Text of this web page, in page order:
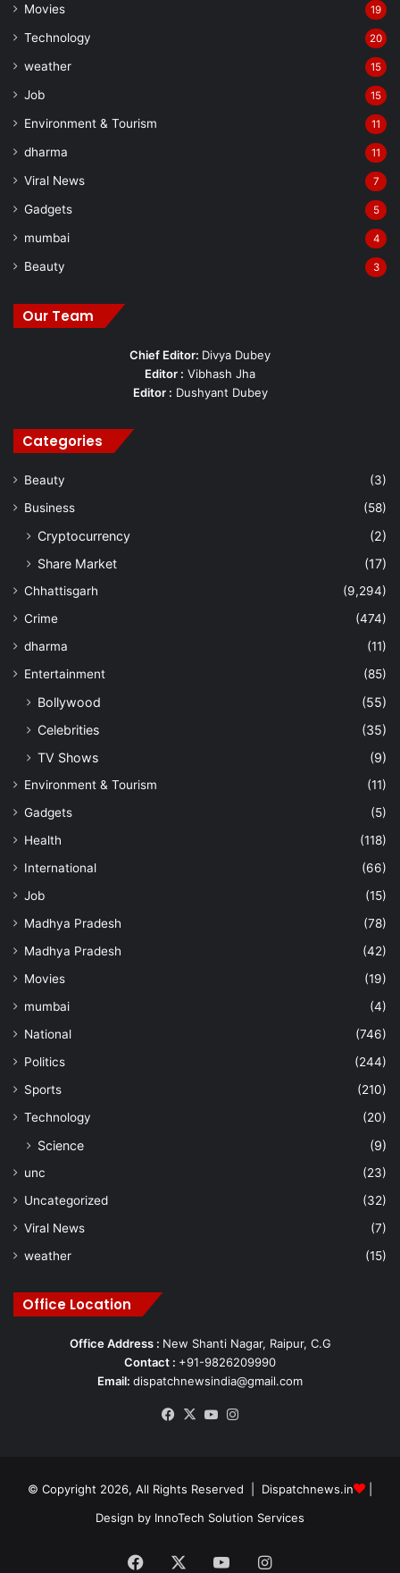
Movies 19
Technology 20
weather 15
Job 15
Environment & Tourism 11
dharma 11
Viral News 7
Gadgets 5
mumbai 4
Beauty 3
Our Team
Chief Editor: Divya Dubey
Editor : Vibhash Jha
Editor : Dushyant Dubey
Categories
Beauty
(3)
Business
(58)
Cryptocurrency
(2)
Share Market
(17)
Chhattisgarh
(9,294)
Crime
(474)
dharma
(11)
Entertainment
(85)
Bollywood
(55)
Celebrities
(35)
TV Shows
(9)
Environment & Tourism
(11)
Gadgets
(5)
Health
(118)
International
(66)
Job
(15)
Madhya Pradesh
(78)
Madhya Pradesh
(42)
Movies
(19)
mumbai
(4)
National
(746)
Politics
(244)
Sports
(210)
Technology
(20)
Science (9)
unc
(23)
Uncategorized
(32)
Viral News
(7)
weather
(15)
Office Location
Office Address : New Shanti Nagar, Raipur, C.G
Contact : +91-9826209990
Email: dispatchnewsindia@gmail.com
Facebook
X YouTube
© Copyright 2026, All Rights Reserved | Dispatchnews.in
Design by InnoTech Solution Services
Facebook YouTubeInstagram